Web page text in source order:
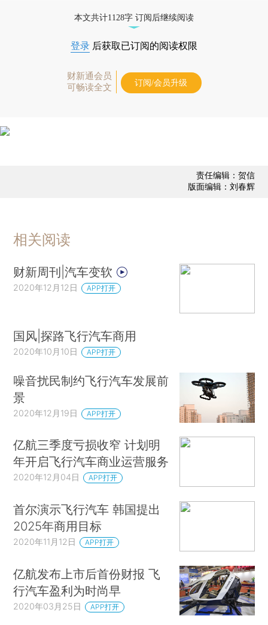
本文共计1128字 订阅后继续阅读
登录 后获取已订阅的阅读权限
财新通会员
可畅读全文
订阅/会员升级
责任编辑：贺信
版面编辑：刘春辉
相关阅读
财新周刊|汽车变软
2020年12月12日 APP打开
国风|探路飞行汽车商用
2020年10月10日 APP打开
噪音扰民制约飞行汽车发展前
景
2020年12月19日 APP打开
亿航三季度亏损收窄 计划明
年开启飞行汽车商业运营服务
2020年12月04日 APP打开
首尔演示飞行汽车 韩国提出
2025年商用目标
2020年11月12日 APP打开
亿航发布上市后首份财报 飞
行汽车盈利为时尚早
2020年03月25日 APP打开